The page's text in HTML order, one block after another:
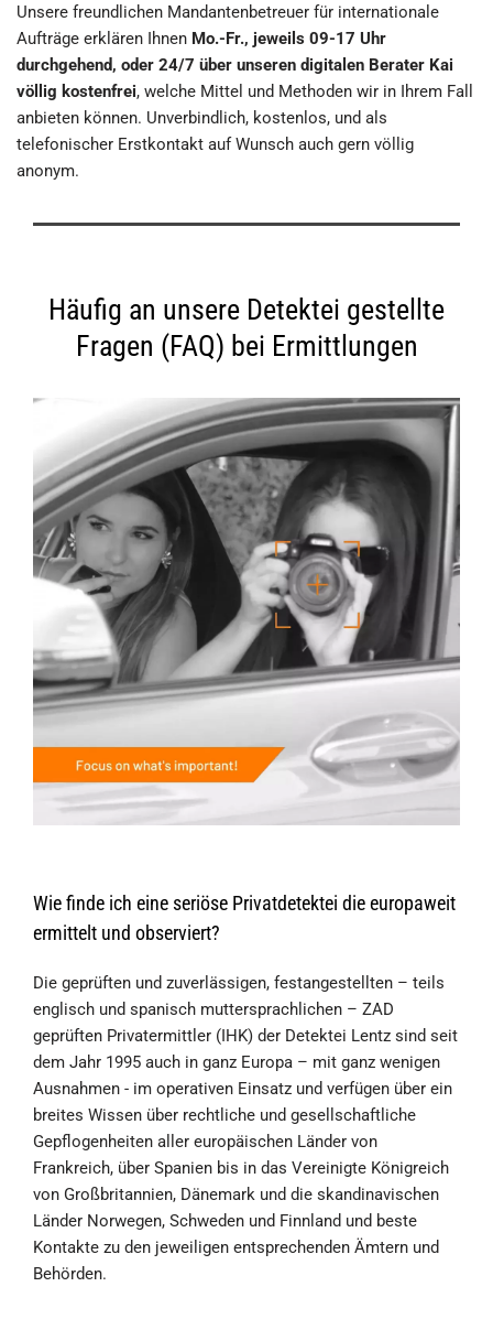
Unsere freundlichen Mandantenbetreuer für internationale
Aufträge erklären Ihnen Mo.-Fr., jeweils 09-17 Uhr
durchgehend, oder 24/7 über unseren digitalen Berater Kai
völlig kostenfrei, welche Mittel und Methoden wir in Ihrem Fall
anbieten können. Unverbindlich, kostenlos, und als
telefonischer Erstkontakt auf Wunsch auch gern völlig
anonym.
Häufig an unsere Detektei gestellte
Fragen (FAQ) bei Ermittlungen
Wie finde ich eine seriöse Privatdetektei die europaweit
ermittelt und observiert?
Die geprüften und zuverlässigen, festangestellten – teils
englisch und spanisch muttersprachlichen – ZAD
geprüften Privatermittler (IHK) der Detektei Lentz sind seit
dem Jahr 1995 auch in ganz Europa – mit ganz wenigen
Ausnahmen - im operativen Einsatz und verfügen über ein
breites Wissen über rechtliche und gesellschaftliche
Gepflogenheiten aller europäischen Länder von
Frankreich, über Spanien bis in das Vereinigte Königreich
von Großbritannien, Dänemark und die skandinavischen
Länder Norwegen, Schweden und Finnland und beste
Kontakte zu den jeweiligen entsprechenden Ämtern und
Behörden.